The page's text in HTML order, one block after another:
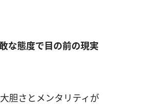
な態度で目の前の現実
胆さとメンタリティが